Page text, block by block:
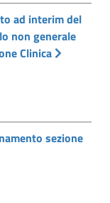
ad interim del
non generale
Clinica
sezione